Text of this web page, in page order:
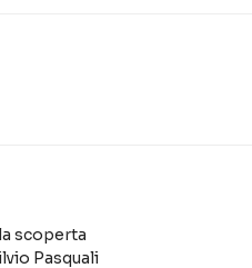
scoperta
Pasquali